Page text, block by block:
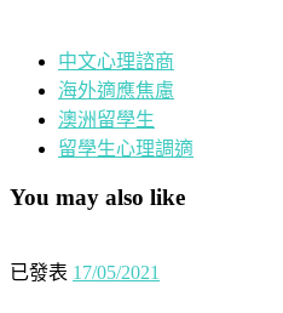
中文心理諮商
海外適應焦慮
澳洲留學生
留學生心理調適
You may also like
已發表 17/05/2021